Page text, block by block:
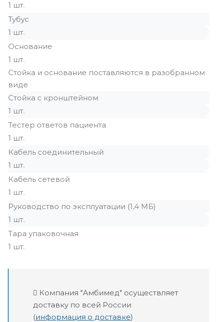
1 шт.
Тубус
1 шт.
Основание
1 шт.
Стойка и основание поставляются в разобранном
виде
Стойка с кронштейном
1 шт.
Тестер ответов пациента
1 шт.
Кабель соединительный
1 шт.
Кабель сетевой
1 шт.
Руководство по эксплуатации (1,4 МБ)
1 шт.
Тара упаковочная
1 шт.
Компания "Амбимед" осуществляет
доставку по всей России
(информация о доставке)